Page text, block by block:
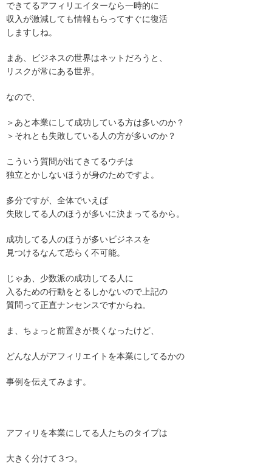
できてるアフィリエイターなら一時的に
収入が激減しても情報もらってすぐに復活
しますしね。
まあ、ビジネスの世界はネットだろうと、
リスクが常にある世界。
なので、
＞あと本業にして成功している方は多いのか？
＞それとも失敗している人の方が多いのか？
こういう質問が出てきてるウチは
独立とかしないほうが身のためですよ。
多分ですが、全体でいえば
失敗してる人のほうが多いに決まってるから。
成功してる人のほうが多いビジネスを
見つけるなんて恐らく不可能。
じゃあ、少数派の成功してる人に
入るための行動をとるしかないので上記の
質問って正直ナンセンスですからね。
ま、ちょっと前置きが長くなったけど、
どんな人がアフィリエイトを本業にしてるかの
事例を伝えてみます。
アフィリを本業にしてる人たちのタイプは
大きく分けて３つ。